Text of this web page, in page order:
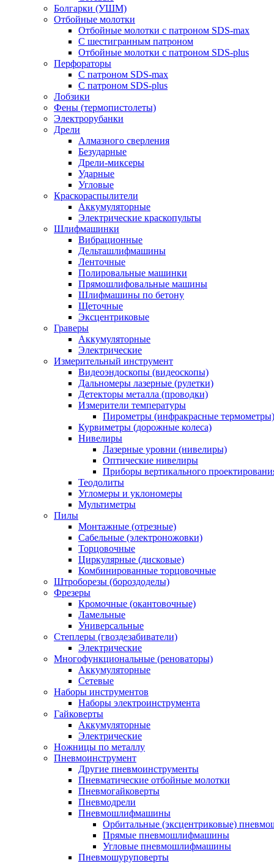
Болгарки (УШМ)
Отбойные молотки
Отбойные молотки с патроном SDS-max
С шестигранным патроном
Отбойные молотки с патроном SDS-plus
Перфораторы
С патроном SDS-max
С патроном SDS-plus
Лобзики
Фены (термопистолеты)
Электрорубанки
Дрели
Алмазного сверления
Безударные
Дрели-миксеры
Ударные
Угловые
Краскораспылители
Аккумуляторные
Электрические краскопульты
Шлифмашинки
Вибрационные
Дельташлифмашины
Ленточные
Полировальные машинки
Прямошлифовальные машины
Шлифмашины по бетону
Щеточные
Эксцентриковые
Граверы
Аккумуляторные
Электрические
Измерительный инструмент
Видеоэндоскопы (видеоскопы)
Дальномеры лазерные (рулетки)
Детекторы металла (проводки)
Измерители температуры
Пирометры (инфракрасные термометры)
Курвиметры (дорожные колеса)
Нивелиры
Лазерные уровни (нивелиры)
Оптические нивелиры
Приборы вертикального
Теодолиты
Угломеры и уклономеры
Мультиметры
Пилы
Монтажные (отрезные)
Сабельные (электроножовки)
Торцовочные
Циркулярные (дисковые)
Комбинированные торцовочные
Штроборезы (бороздоделы)
Фрезеры
Кромочные (окантовочные)
Ламельные
Универсальные
Степлеры (гвоздезабиватели)
Электрические
Многофункциональные (реноваторы)
Аккумуляторные
Сетевые
Наборы инструментов
Наборы электроинструмента
Гайковерты
Аккумуляторные
Электрические
Ножницы по металлу
Пневмоинструмент
Другие пневмоинструменты
Пневматические отбойные молотки
Пневмогайковерты
Пневмодрели
Пневмошлифмашины
Орбитальные (эксцентриковые)
Прямые пневмошлифмашины
Угловые пневмошлифмашины
Пневмошуруповерты